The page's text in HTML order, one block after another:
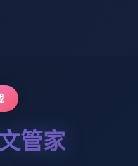
管家